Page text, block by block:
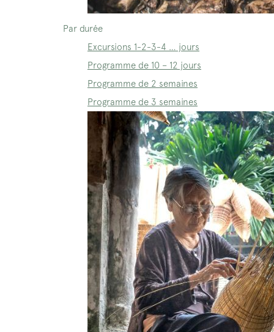
Par durée
Excursions 1-2-3-4 … jours
Programme de 10 – 12 jours
Programme de 2 semaines
Programme de 3 semaines